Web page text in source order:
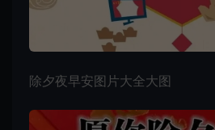
除夕夜早安图片大全大图